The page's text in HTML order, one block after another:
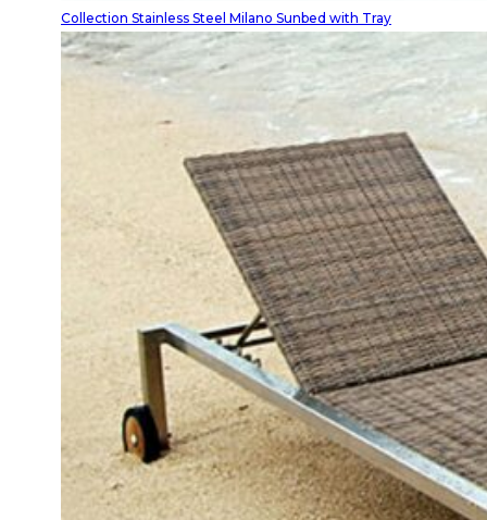
Collection Stainless Steel Milano Sunbed with Tray